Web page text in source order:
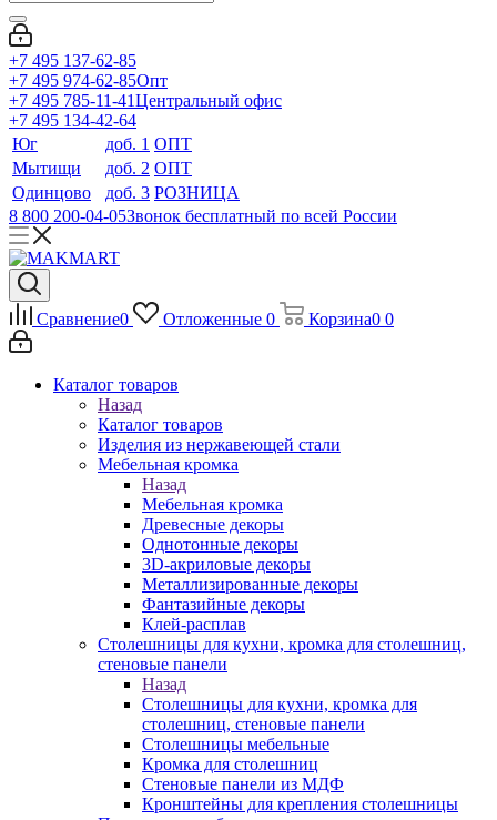
+7 495 137-62-85
+7 495 974-62-85Опт
+7 495 785-11-41Центральный офис
+7 495 134-42-64
Юг
доб. 1 ОПТ
Мытищи
доб. 2 ОПТ
Одинцово
доб. 3 РОЗНИЦА
8 800 200-04-05Звонок бесплатный по всей России
Сравнение0 Отложенные 0 Корзина0 0
Каталог товаров
Назад
Каталог товаров
Изделия из нержавеющей стали
Мебельная кромка
Назад
Мебельная кромка
Древесные декоры
Однотонные декоры
3D-акриловые декоры
Металлизированные декоры
Фантазийные декоры
Клей-расплав
Столешницы для кухни, кромка для столешниц,
стеновые панели
Назад
Столешницы для кухни, кромка для
столешниц, стеновые панели
Столешницы мебельные
Кромка для столешниц
Стеновые панели из МДФ
Кронштейны для крепления столешницы